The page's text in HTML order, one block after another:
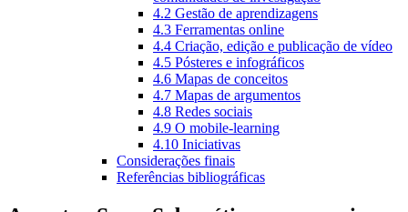
4.2 Gestão de aprendizagens
4.3 Ferramentas online
4.4 Criação, edição e publicação de vídeo
4.5 Pósteres e infográficos
4.6 Mapas de conceitos
4.7 Mapas de argumentos
4.8 Redes sociais
4.9 O mobile-learning
4.10 Iniciativas
Considerações finais
Referências bibliográficas